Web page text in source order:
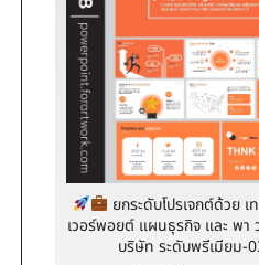
ยกระดับโปรเจกต์ด้วย
เวอร์พอยต์ แผนธุรกิจ และ พา
บริษัท ระดับพรีเมียม-